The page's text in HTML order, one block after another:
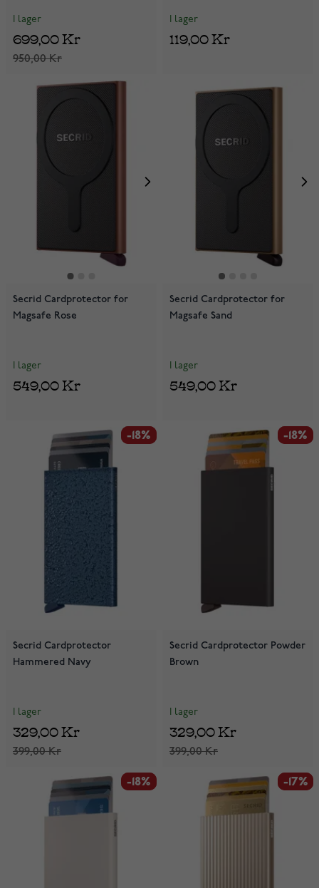
I lager
950,00 Kr
699,00 Kr
I lager
119,00 Kr
Secrid Cardprotector for
Magsafe Rose
I lager
549,00 Kr
Secrid Cardprotector for
Magsafe Sand
I lager
549,00 Kr
-18%
-18%
Secrid Cardprotector
Hammered Navy
I lager
399,00 Kr
329,00 Kr
-18%
-18%
Secrid Cardprotector Powder
Brown
I lager
399,00 Kr
329,00 Kr
-18%
-18% -17%
-17%